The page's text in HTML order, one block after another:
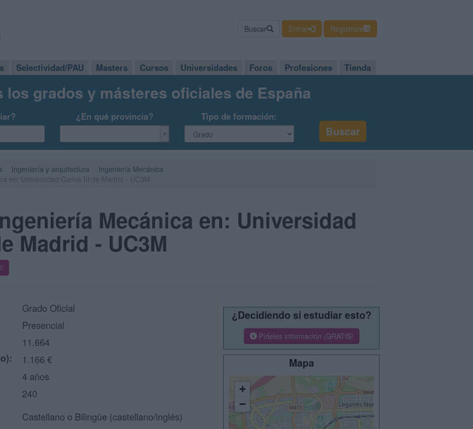
Buscar Entrar Regístrate
Selectividad/PAU Masters Cursos Universidades Foros Profesiones Tienda
los grados y másteres oficiales de España
¿En qué provincia? Tipo de formación:
Ingeniería y arquitectura
Ingeniería Mecánica
Mecánica en: Universidad
Madrid - UC3M
Grado Oficial
Presencial
11,664
1.166 €
4 años
240
Castellano o Bilingüe (castellano/inglés)
¿Decidiendo si estudiar esto?
Pídeles información ¡GRATIS!
Mapa
+
−